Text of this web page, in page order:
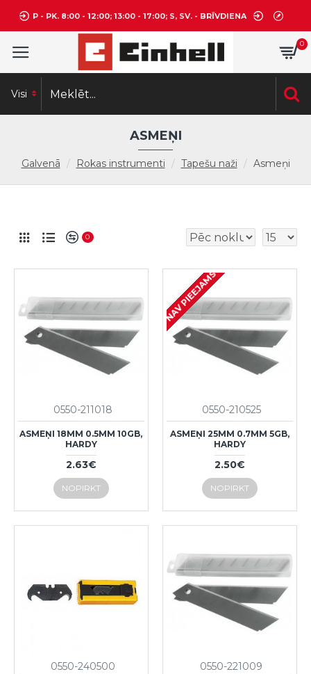
P - PK. 8:00 - 12:00; 13:00 - 17:00; S, SV. - BRĪVDIENA
0
Visi
Galvenā Rokas instrumenti Tapešu naži Asmeņi
ASMEŅI
0
0550-211018
ASMEŅI 18MM 0.5MM 10GB,
HARDY
2.63€
NOPIRKT
NAV PIEEJAMS
0550-210525
ASMEŅI 25MM 0.7MM 5GB,
HARDY
2.50€
NOPIRKT
0550-240500 0550-221009